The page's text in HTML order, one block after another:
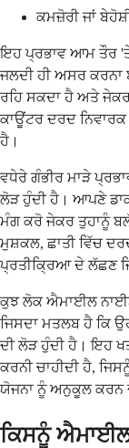
ਕਮਜ਼ੋਰੀ ਜਾਂ
ਇਹ ਪ੍ਰਭਾਵ ਆਮ ਤੌਰ 'ਤੇ
ਜਲਦੀ ਹੀ ਅਸਰ ਕਰਨਾ
ਰਹਿ ਸਕਦਾ ਹੈ ਅਤੇ ਜੇਕਰ
ਕਾਊਂਟਰ ਦਰਦ
ਹੈ।
ਵਧੇਰੇ ਗੰਭੀਰ ਮਾੜੇ
ਲੋੜ ਹੁੰਦੀ ਹੈ। ਆਪਣੇ
ਮੰਗ ਕਰੋ ਜੇਕਰ ਤੁਹਾਨੂੰ
ਮੁਸ਼ਕਲ, ਛਾਤੀ ਵਿੱਚ
ਪ੍ਰਤੀਕ੍ਰਿਆ ਦੇ ਲੱਛਣ
ਕੁਝ ਲੋਕ ਐਮਾਈਲ
ਜਿਸਦਾ ਮਤਲਬ ਹੈ ਕਿ
ਦੀ ਲੋੜ ਹੁੰਦੀ ਹੈ। ਇਹ
ਕਰਨੀ ਚਾਹੀਦੀ ਹੈ,
ਯੋਜਨਾ ਨੂੰ ਅਨੁਕੂਲ ਕਰਨ
ਕਿਸਨੂੰ ਐਮਾਈਲ